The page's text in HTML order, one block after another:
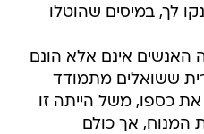
לך, במיסים שהוטלו
האנשים אינם אלא הונם
ששואלים מתמודד
את כספו, משל הייתה זו
המנוח, אך כולם